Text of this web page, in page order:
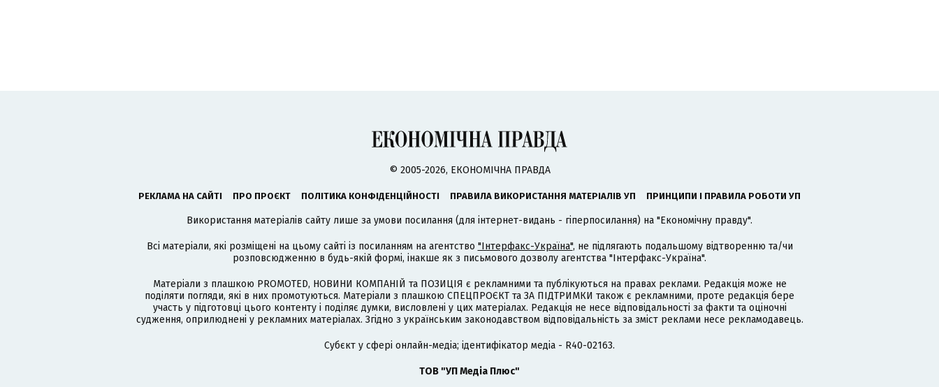
© 2005-2026, ЕКОНОМІЧНА ПРАВДА
РЕКЛАМА НА САЙТІ ПРО ПРОЄКТ ПОЛІТИКА КОНФІДЕНЦІЙНОСТІ ПРАВИЛА ВИКОРИСТАННЯ МАТЕРІАЛІВ УП ПРИНЦИПИ І ПРАВИЛА РОБОТИ УП
Використання матеріалів сайту лише за умови посилання (для інтернет-видань - гіперпосилання) на "Економічну правду".
Всі матеріали, які розміщені на цьому сайті із посиланням на агентство "Інтерфакс-Україна", не підлягають подальшому відтворенню та/чи
розповсюдженню в будь-якій формі, інакше як з письмового дозволу агентства "Інтерфакс-Україна".
Матеріали з плашкою PROMOTED, НОВИНИ КОМПАНІЙ та ПОЗИЦІЯ є рекламними та публікуються на правах реклами. Редакція може не
поділяти погляди, які в них промотуються. Матеріали з плашкою СПЕЦПРОЄКТ та ЗА ПІДТРИМКИ також є рекламними, проте редакція бере
участь у підготовці цього контенту і поділяє думки, висловлені у цих матеріалах. Редакція не несе відповідальності за факти та оціночні
судження, оприлюднені у рекламних матеріалах. Згідно з українським законодавством відповідальність за зміст реклами несе рекламодавець.
Cубєкт у сфері онлайн-медіа; ідентифікатор медіа - R40-02163.
ТОВ "УП Медіа Плюс"